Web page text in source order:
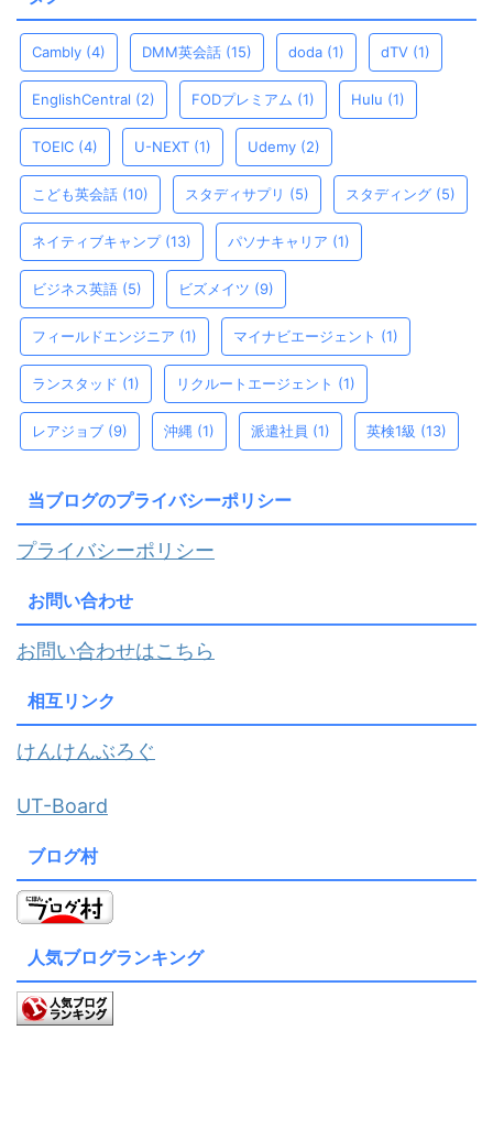
Cambly (4) DMM英会話 (15) doda (1) dTV (1)
EnglishCentral (2) FODプレミアム (1) Hulu (1)
TOEIC (4) U-NEXT (1) Udemy (2)
こども英会話 (10) スタディサプリ (5) スタディング (5)
ネイティブキャンプ(13) パソナキャリア (1)
ビジネス英語 (5) ビズメイツ (9)
フィールドエンジニア (1) マイナビエージェント (1)
ランスタッド (1) リクルートエージェント (1)
レアジョブ (9) 沖縄 (1) 派遣社員 (1) 英検1級 (13)
当ブログのプライバシーポリシー
プライバシーポリシー
お問い合わせ
お問い合わせはこちら
相互リンク
けんけんぶろぐ
UT-Board
ブログ村
人気ブログランキング